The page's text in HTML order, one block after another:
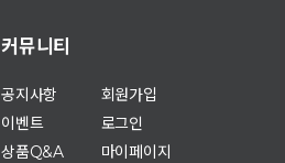
커뮤니티
공지사항
이벤트
상품Q&A
회원가입
로그인
마이페이지